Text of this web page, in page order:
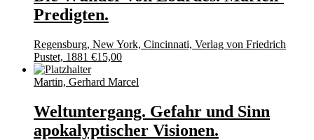
Predigten.
Regensburg, New York, Cincinnati, Verlag von Friedrich
Pustet, 1881 €15,00
Martin, Gerhard Marcel
Weltuntergang. Gefahr und Sinn
apokalyptischer Visionen.